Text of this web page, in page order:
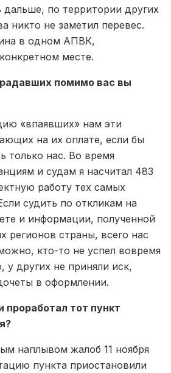
по территории других
никто не заметил перевес.
в одном АПВК,
месте.
помимо вас вы
«впаявших» нам эти
на их оплате, если бы
только нас. Во время
и судам я насчитал 483
работу тех самых
судить по откликам на
и информации, полученной
регионов страны, всего нас
кто-то не успел вовремя
у других не приняли иск,
в оформлении.
проработал тот пункт
наплывом жалоб 11 ноября
пункта приостановили